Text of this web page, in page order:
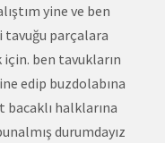
yine ve ben
tavuğu parçalara
için. ben tavukların
edip buzdolabına
bacaklı halklarına
durumdayız